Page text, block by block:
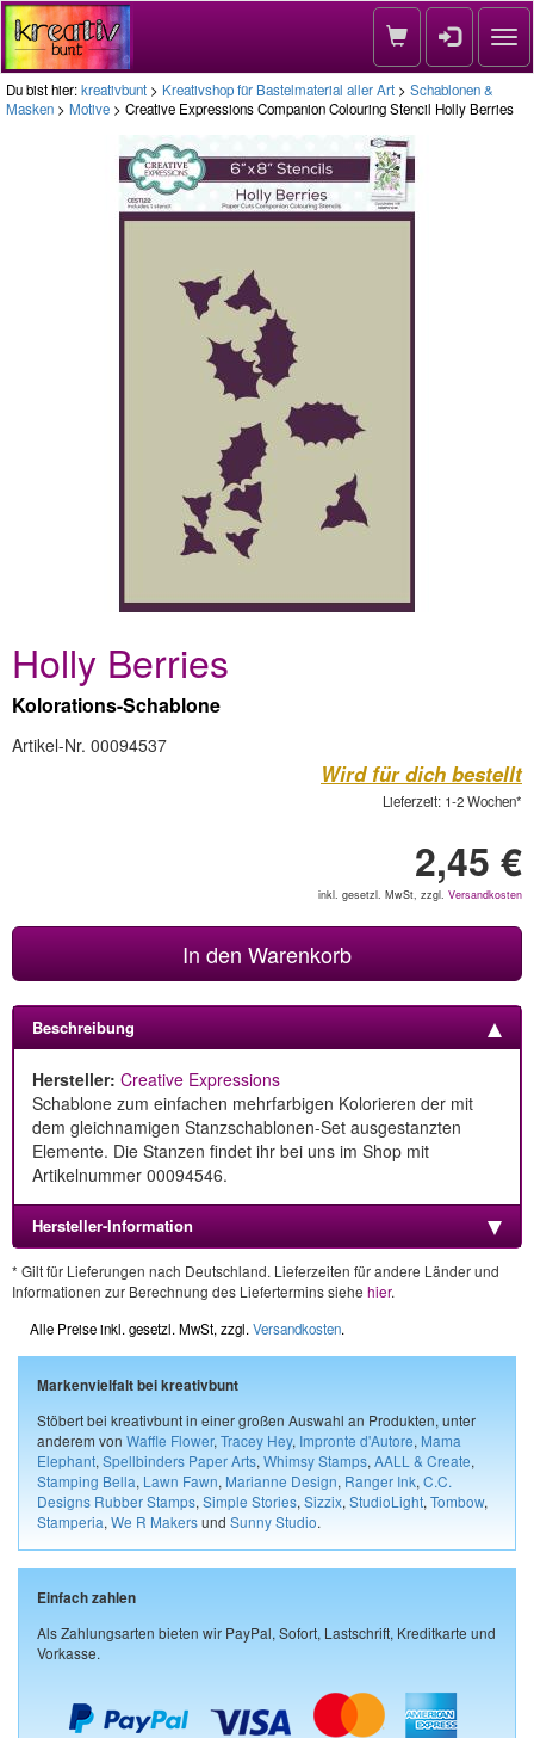
Du bist hier:kreativbunt > Kreativshop für Bastelmaterial aller Art > Schablonen &
Masken > Motive > Creative Expressions Companion Colouring Stencil Holly Berries
Holly Berries
Kolorations-Schablone
Artikel-Nr. 00094537
Wird für dich bestellt
Lieferzeit: 1-2 Wochen*
2,45 €
inkl. gesetzl. MwSt, zzgl. Versandkosten
In den Warenkorb
Beschreibung
Hersteller: Creative Expressions
Schablone zum einfachen mehrfarbigen Kolorieren der mit
dem gleichnamigen Stanzschablonen-Set ausgestanzten
Elemente. Die Stanzen findet ihr bei uns im Shop mit
Artikelnummer 00094546.
Hersteller-Information
* Gilt für Lieferungen nach Deutschland. Lieferzeiten für andere Länder und
Informationen zur Berechnung des Liefertermins siehe hier.
Alle Preise inkl. gesetzl. MwSt, zzgl. Versandkosten.
Markenvielfalt bei kreativbunt
Stöbert bei kreativbunt in einer großen Auswahl an Produkten, unter
anderem von Waffle Flower, Tracey Hey, Impronte d'Autore, Mama
Elephant, Spellbinders Paper Arts, Whimsy Stamps, AALL & Create,
Stamping Bella, Lawn Fawn, Marianne Design, Ranger Ink, C.C.
Designs Rubber Stamps, Simple Stories, Sizzix, StudioLight, Tombow,
Stamperia, We R Makersund Sunny Studio.
Einfach zahlen
Als Zahlungsarten bieten wir PayPal, Sofort, Lastschrift, Kreditkarte und
Vorkasse.